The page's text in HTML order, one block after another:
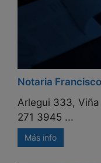
Notaria
Arlegui 333,
271 3945 ...
Más info